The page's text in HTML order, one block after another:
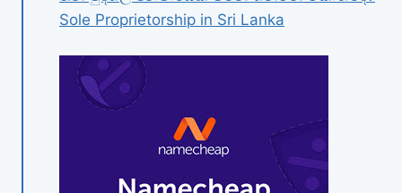
Sole Proprietorship in Sri Lanka